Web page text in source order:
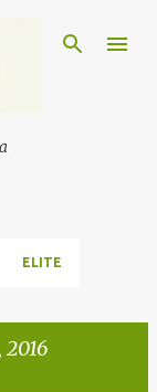
ELITE